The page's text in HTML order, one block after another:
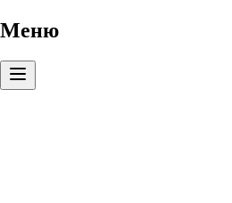
Меню